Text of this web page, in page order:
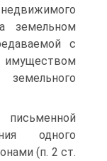
земельном
с
одного
(п. 2 ст.